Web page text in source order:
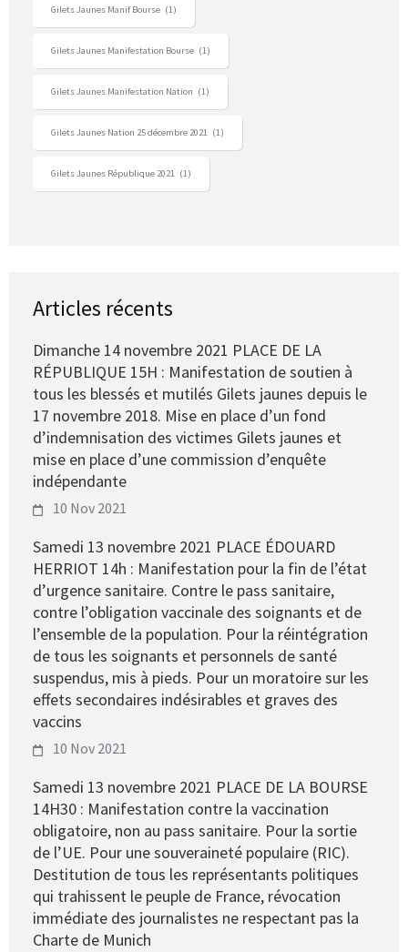
Gilets Jaunes Manif Bourse (1)
Gilets Jaunes Manifestation Bourse (1)
Gilets Jaunes Manifestation Nation (1)
Gilets Jaunes Nation 25 décembre 2021 (1)
Gilets Jaunes République 2021 (1)
Articles récents
Dimanche 14 novembre 2021 PLACE DE LA
RÉPUBLIQUE 15H : Manifestation de soutien à
tous les blessés et mutilés Gilets jaunes depuis le
17 novembre 2018. Mise en place d’un fond
d’indemnisation des victimes Gilets jaunes et
mise en place d’une commission d’enquête
indépendante
10 Nov 2021
Samedi 13 novembre 2021 PLACE ÉDOUARD
HERRIOT 14h : Manifestation pour la fin de l’état
d’urgence sanitaire. Contre le pass sanitaire,
contre l’obligation vaccinale des soignants et de
l’ensemble de la population. Pour la réintégration
de tous les soignants et personnels de santé
suspendus, mis à pieds. Pour un moratoire sur les
effets secondaires indésirables et graves des
vaccins
10 Nov 2021
Samedi 13 novembre 2021 PLACE DE LA BOURSE
14H30 : Manifestation contre la vaccination
obligatoire, non au pass sanitaire. Pour la sortie
de l’UE. Pour une souveraineté populaire (RIC).
Destitution de tous les représentants politiques
qui trahissent le peuple de France, révocation
immédiate des journalistes ne respectant pas la
Charte de Munich